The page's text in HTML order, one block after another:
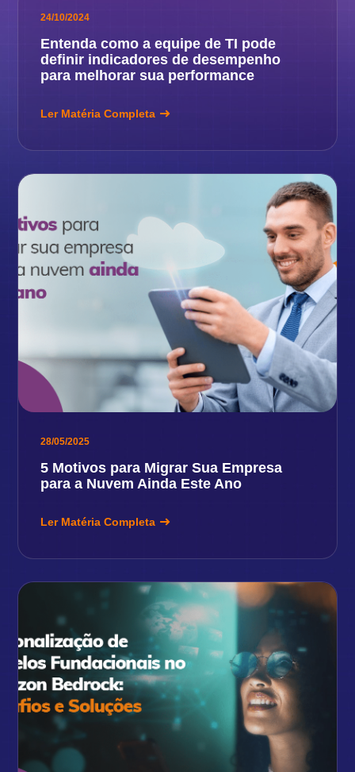
24/10/2024
Entenda como a equipe de TI pode
definir indicadores de desempenho
para melhorar sua performance
Ler Matéria Completa
28/05/2025
5 Motivos para Migrar Sua Empresa
para a Nuvem Ainda Este Ano
Ler Matéria Completa